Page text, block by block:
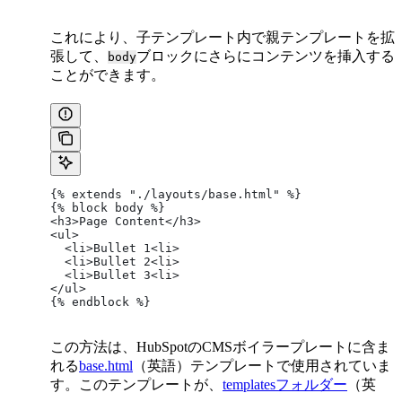
これにより、子テンプレート内で親テンプレートを拡
張して、
bodyブロックにさらにコンテンツを挿入する
ことができます。
{% extends "./layouts/base.html" %}
{% block body %}
<h3>Page Content</h3>
<ul>
  <li>Bullet 1<li>
  <li>Bullet 2<li>
  <li>Bullet 3<li>
</ul>
{% endblock %}
この方法は、HubSpotのCMSボイラープレートに含ま
れるbase.html （英語）テンプレートで使用されていま
す。このテンプレートが、 templatesフォルダー （英